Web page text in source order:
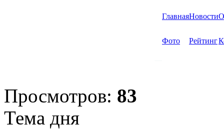
ГлавнаяНовости
Фото Рейтинг
Просмотров: 83
Тема дня